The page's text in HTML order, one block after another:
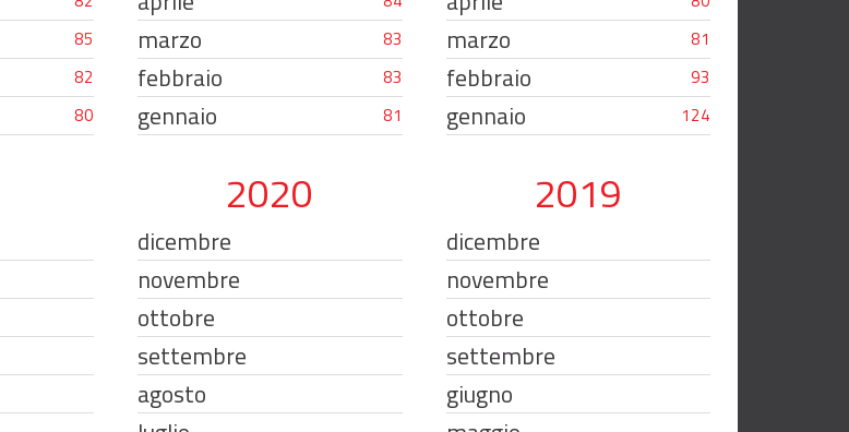
85
82
80
marzo 83
febbraio 83
gennaio 81
marzo 81
febbraio 93
gennaio 124
2020
dicembre
novembre
ottobre
settembre
agosto
2019
dicembre
novembre
ottobre
settembre
giugno